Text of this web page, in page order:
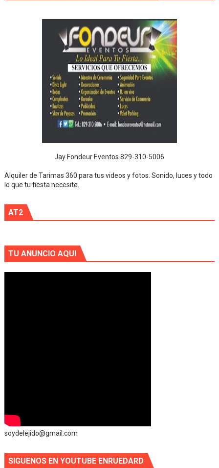
Jay Fondeur Eventos 829-310-5006
Alquiler de Tarimas 360 para tus videos y fotos. Sonido, luces y todo
lo que tu fiesta necesite.
AT2
TU ANUNCIO AQUI
soydelejido@gmail.com
SIGUENOS EN YOUTUBE ENRUEDARD